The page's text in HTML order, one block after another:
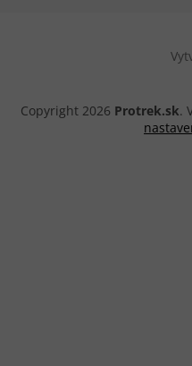
Copyright 2026 Protrek.sk.